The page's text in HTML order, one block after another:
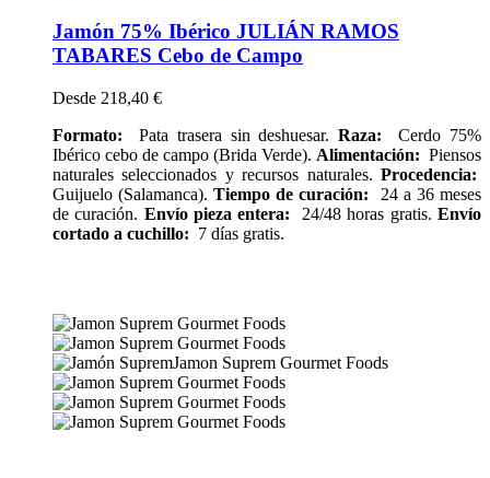
Jamón 75% Ibérico JULIÁN RAMOS
TABARES Cebo de Campo
Desde 218,40 €
Formato: Pata trasera sin deshuesar. Raza: Cerdo 75%
Ibérico cebo de campo (Brida Verde). Alimentación: Piensos
naturales seleccionados y recursos naturales. Procedencia:
Guijuelo (Salamanca).Tiempo de curación: 24 a 36 meses
de curación. Envío pieza entera: 24/48 horas gratis.Envío
cortado a cuchillo: 7 días gratis.